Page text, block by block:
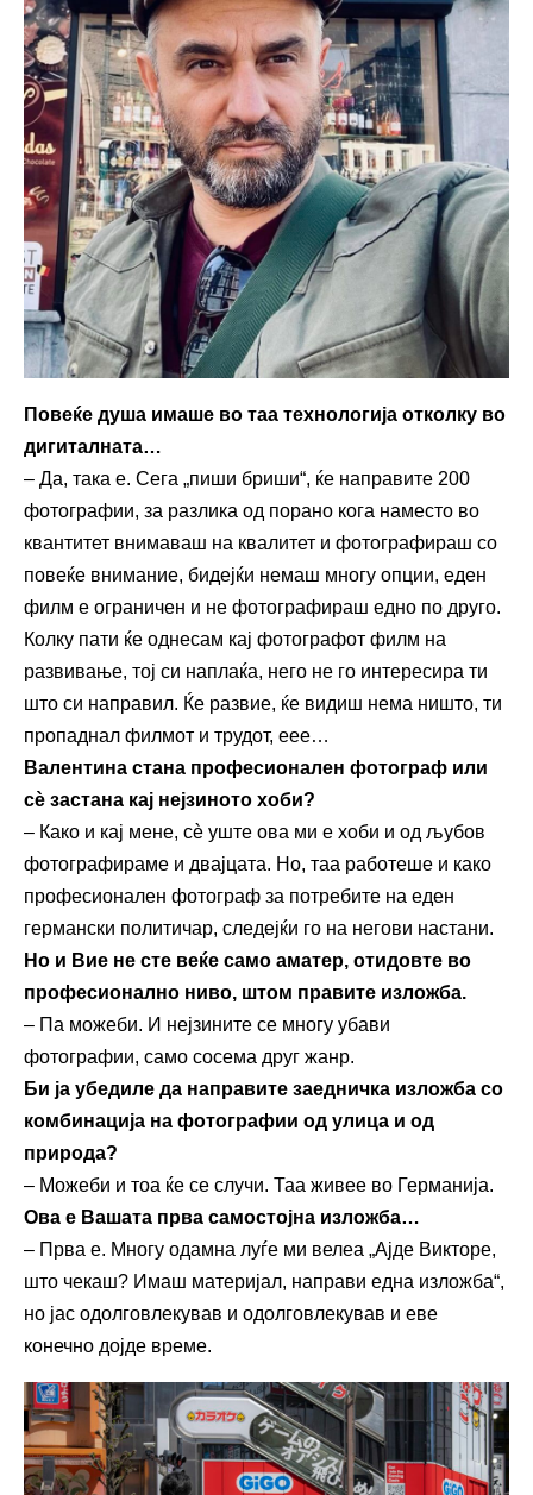
Повеќе душа имаше во таа технологија отколку во
дигиталната…
– Да, така е. Сега „пиши бриши“, ќе направите 200
фотографии, за разлика од порано кога наместо во
квантитет внимаваш на квалитет и фотографираш со
повеќе внимание, бидејќи немаш многу опции, еден
филм е ограничен и не фотографираш едно по друго.
Колку пати ќе однесам кај фотографот филм на
развивање, тој си наплаќа, него не го интересира ти
што си направил. Ќе развие, ќе видиш нема ништо, ти
пропаднал филмот и трудот, еее…
Валентина стана професионален фотограф или
сѐ застана кај нејзиното хоби?
– Како и кај мене, сѐ уште ова ми е хоби и од љубов
фотографираме и двајцата. Но, таа работеше и како
професионален фотограф за потребите на еден
германски политичар, следејќи го на негови настани.
Но и Вие не сте веќе само аматер, отидовте во
професионално ниво, штом правите изложба.
– Па можеби. И нејзините се многу убави
фотографии, само сосема друг жанр.
Би ја убедиле да направите заедничка изложба со
комбинација на фотографии од улица и од
природа?
– Можеби и тоа ќе се случи. Таа живее во Германија.
Ова е Вашата прва самостојна изложба…
– Прва е. Многу одамна луѓе ми велеа „Ајде Викторе,
што чекаш? Имаш материјал, направи една изложба“,
но јас одолговлекував и одолговлекував и еве
конечно дојде време.